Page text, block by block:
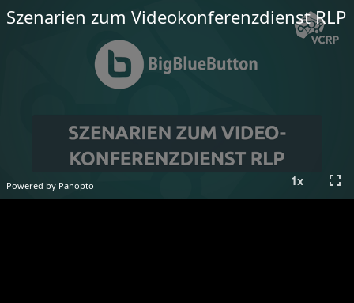
Powered by Panopto
Szenarien zum Videokonferenzdienst RLP
1x fullscreen